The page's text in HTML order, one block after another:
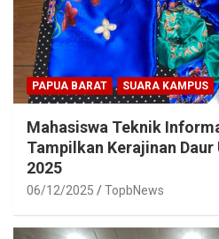
PAPUA BARAT SUARA KAMPUS
Mahasiswa Teknik
Tampilkan Kerajinan Daur
2025
06/12/2025 TopbNews